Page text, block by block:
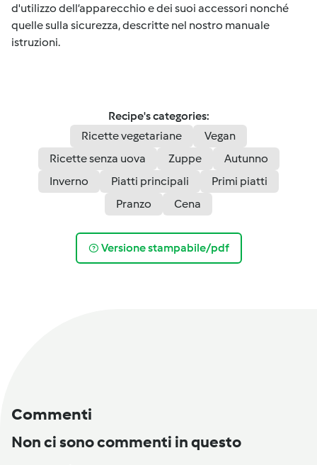
d'utilizzo dell’apparecchio e dei suoi accessori nonché
quelle sulla sicurezza, descritte nel nostro manuale
istruzioni.
Recipe's categories:
Ricette vegetariane
Vegan
Ricette senza uova
Zuppe
Autunno
Inverno
Piatti principali
Primi piatti
Pranzo
Cena
Versione stampabile/pdf
Commenti
Non ci sono commenti in questo